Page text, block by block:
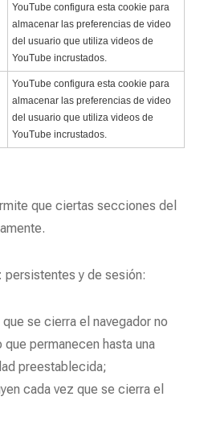
YouTube configura esta cookie para
almacenar las preferencias de video
del usuario que utiliza videos de
YouTube incrustados.
YouTube configura esta cookie para
almacenar las preferencias de video
del usuario que utiliza videos de
YouTube incrustados.
que ciertas secciones del
y de sesión:
se cierra el navegador no
permanecen hasta una
preestablecida;
cada vez que se cierra el